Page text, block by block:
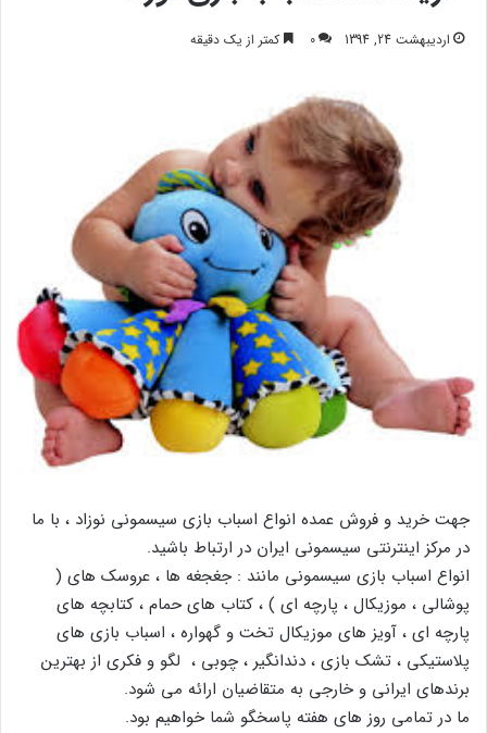
اردیبهشت 24, 1394 0 کمتر از یک دقیقه
جهت خرید و فروش عمده انواع اسباب بازی سیسمونی نوزاد ، با ما
در مرکز اینترنتی سیسمونی ایران در ارتباط باشید.
انواع اسباب بازی سیسمونی مانند : جغجغه ها ، عروسک های (
پوشالی ، موزیکال ، پارچه ای ) ، کتاب های حمام ، کتابچه های
پارچه ای ، آویز های موزیکال تخت و گهواره ، اسباب بازی های
پلاستیکی ، تشک بازی ، دندانگیر ، چوبی ، لگو و فکری از بهترین
برندهای ایرانی و خارجی به متقاضیان ارائه می شود.
ما در تمامی روز های هفته پاسخگو شما خواهیم بود.